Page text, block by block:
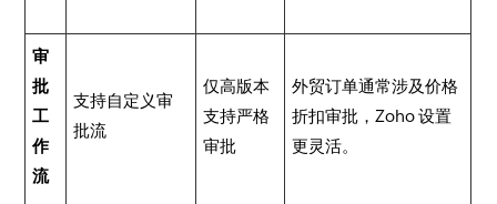
审
批
工
作
流
支持自定义审
批流
仅高版本
支持严格
审批
外贸订单通常涉及价格
折扣审批，Zoho 设置
更灵活。